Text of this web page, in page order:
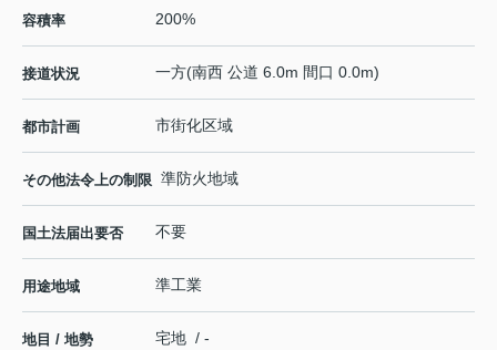
容積率 200%
接道状況 一方(南西 公道 6.0m 間口 0.0m)
都市計画 市街化区域
その他法令上の制限 準防火地域
国土法届出要否 不要
用途地域 準工業
地目 / 地勢 宅地 / -